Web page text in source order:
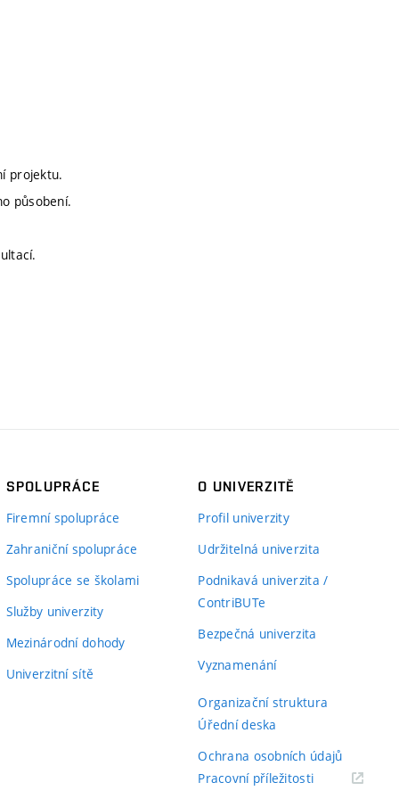
projektu.
působení.
SPOLUPRÁCE
Firemní spolupráce
Zahraniční spolupráce
Spolupráce se školami
Služby univerzity
Mezinárodní dohody
Univerzitní sítě
O UNIVERZITĚ
Profil univerzity
Udržitelná univerzita
Podnikavá univerzita /
ContriBUTe
Bezpečná univerzita
Vyznamenání
Organizační struktura
Úřední deska
Ochrana osobních údajů
Pracovní příležitosti(externí